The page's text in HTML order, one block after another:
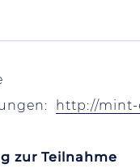
http://mint-
zur Teilnahme